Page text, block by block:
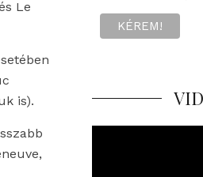
Le
is).